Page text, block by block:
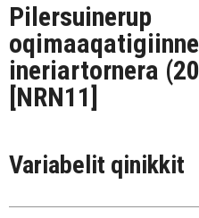
Pilersuinerup
ineriartornera
[NRN11]
Variabelit qinikkit